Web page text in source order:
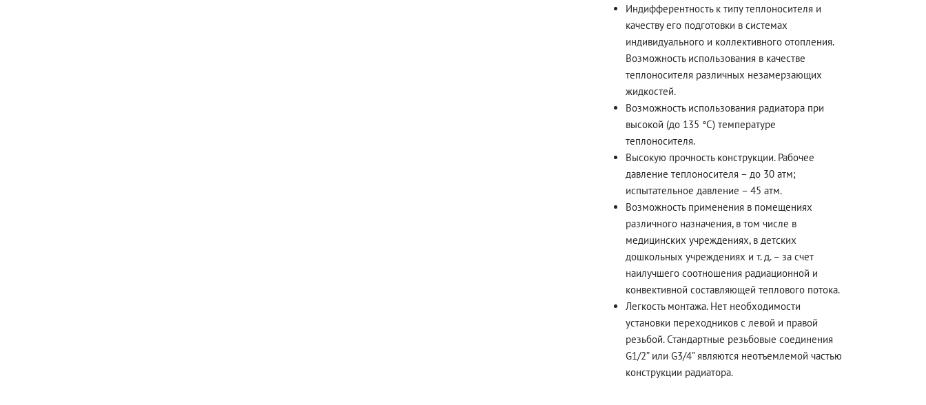
Индифферентность к типу теплоносителя и
качеству его подготовки в системах
индивидуального и коллективного отопления.
Возможность использования в качестве
теплоносителя различных незамерзающих
жидкостей.
Возможность использования радиатора при
высокой (до 135 °С) температуре
теплоносителя.
Высокую прочность конструкции. Рабочее
давление теплоносителя – до 30 атм;
испытательное давление – 45 атм.
Возможность применения в помещениях
различного назначения, в том числе в
медицинских учреждениях, в детских
дошкольных учреждениях и т. д. – за счет
наилучшего соотношения радиационной и
конвективной составляющей теплового потока.
Легкость монтажа. Нет необходимости
установки переходников с левой и правой
резьбой. Стандартные резьбовые соединения
G1/2” или G3/4” являются неотъемлемой частью
конструкции радиатора.